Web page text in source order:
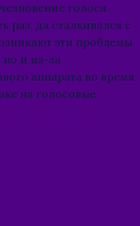
голоса.
раз, да сталкивался с
эти проблемы
но и из-за
аппарата во время
на голосовые